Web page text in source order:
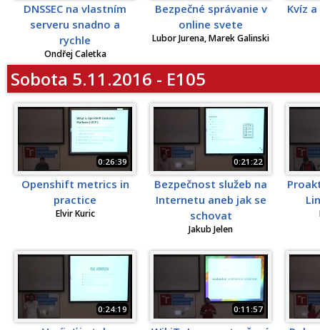
DNSSEC na vlastním
serveru snadno a
rychle
Ondřej Caletka
Bezpečné správanie v
online svete
Lubor Jurena, Marek Galinski
Kvíz
Sobota 5.11.2016 - E105
0:26:39
Openshift metrics in
practice
Elvir Kuric
0:21:22
Bezpečnost služeb na
Internetu aneb jak se
schovat
Jakub Jelen
0:24:19 0:11:57